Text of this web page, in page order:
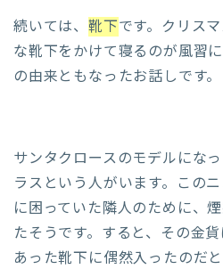
続いては、 靴下です。クリス
な靴下をかけて寝るのが風習
の由来ともなったお話しです。
サンタクロースのモデルにな
ラスという人がいます。この
に困っていた隣人のために、
たそうです。すると、その金
あった靴下に偶然入ったのだと